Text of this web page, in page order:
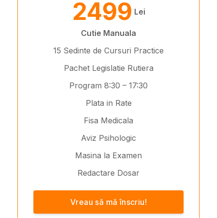
2499 Lei
Cutie Manuala
15 Sedinte de Cursuri Practice
Pachet Legislatie Rutiera
Program 8:30 – 17:30
Plata in Rate
Fisa Medicala
Aviz Psihologic
Masina la Examen
Redactare Dosar
Vreau să mă înscriu!